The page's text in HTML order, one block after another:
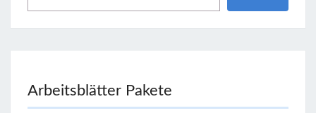
Arbeitsblätter Pakete